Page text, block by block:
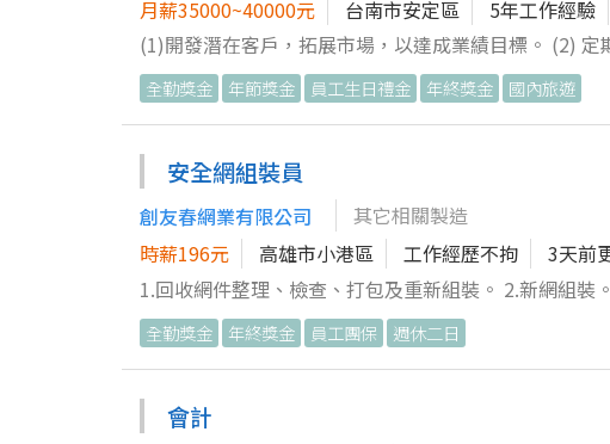
月薪35000~40000元
台南市安定區 5年工作經驗
(1)開發潛在客戶，拓展市場，以達成業績目標。 (2)
(4)負責產品報價
全勤獎金 年節獎金 員工生日禮金 年終獎金 國內旅遊
安全網組裝員
創友春網業有限公司
其它相關製造
時薪196元
高雄市小港區 工作經歷不拘
3天前
1.回收網件整理、檢查、打包及重新組裝。 2.新網組裝
全勤獎金 年終獎金 員工團保 週休二日
會計